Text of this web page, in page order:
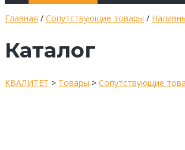
Главная / Сопутствующие товары /
Каталог
КВАЛИТЕТ > Товары > Сопутствующие